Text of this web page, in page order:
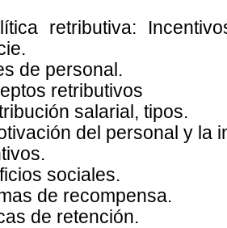
retributiva:
de personal.
retributivos
salarial, tipos.
del personal y la
sociales.
de recompensa.
de retención.